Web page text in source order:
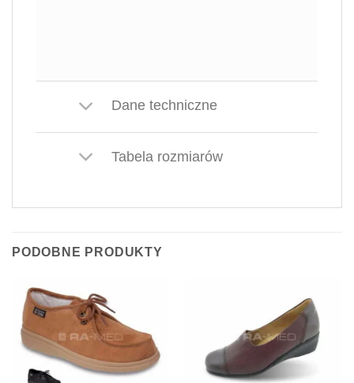
Dane techniczne
Tabela rozmiarów
PODOBNE PRODUKTY